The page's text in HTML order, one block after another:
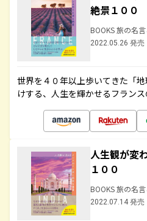
絶景１００
BOOKS 旅の名
2022.05.26 発売
世界を４０年以上歩いてきた「
けする、人生を輝かせるフラン
人生観が変
１００
BOOKS 旅の名
2022.07.14 発売